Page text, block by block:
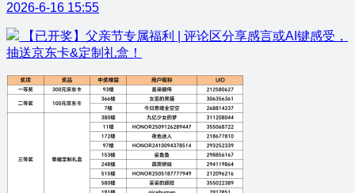
2026-6-16 15:55
【已开奖】父亲节专属福利 | 评论区分享感言或AI键感受，
抽送京东卡&定制礼盒！